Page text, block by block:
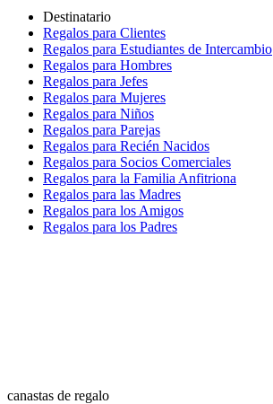
Destinatario
Regalos para Clientes
Regalos para Estudiantes de Intercambio
Regalos para Hombres
Regalos para Jefes
Regalos para Mujeres
Regalos para Niños
Regalos para Parejas
Regalos para Recién Nacidos
Regalos para Socios Comerciales
Regalos para la Familia Anfitriona
Regalos para las Madres
Regalos para los Amigos
Regalos para los Padres
canastas de regalo